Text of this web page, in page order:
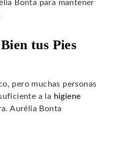
Bonta para mantener
tus Pies
pero muchas personas
a la higiene
Aurélia Bonta